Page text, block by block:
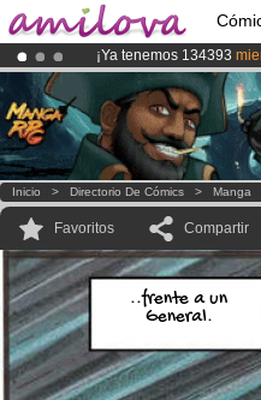
¡Ya tenemos 134393
¡Conviertete en
El Kickstarter Amilova
Inicio > Directorio De Cómics > Manga
Favoritos Compartir
..frente a un
General.